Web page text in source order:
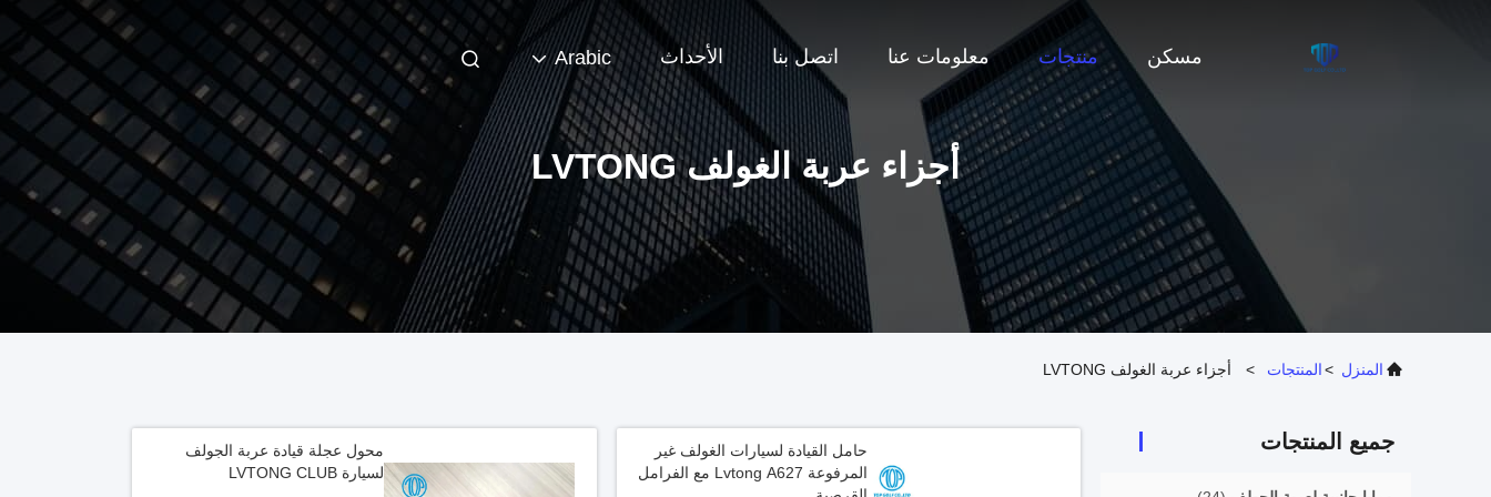
مسكن منتجات معلومات عنا اتصل بنا الأحداث Arabic
أجزاء عربة الغولف LVTONG
المنزل >المنتجات > أجزاء عربة الغولف LVTONG
جميع المنتجات
حامل القيادة لسيارات الغولف غير
المرفوعة Lvtong A627 مع الفرامل
محول عجلة قيادة عربة الجولف
لسيارة LVTONG CLUB